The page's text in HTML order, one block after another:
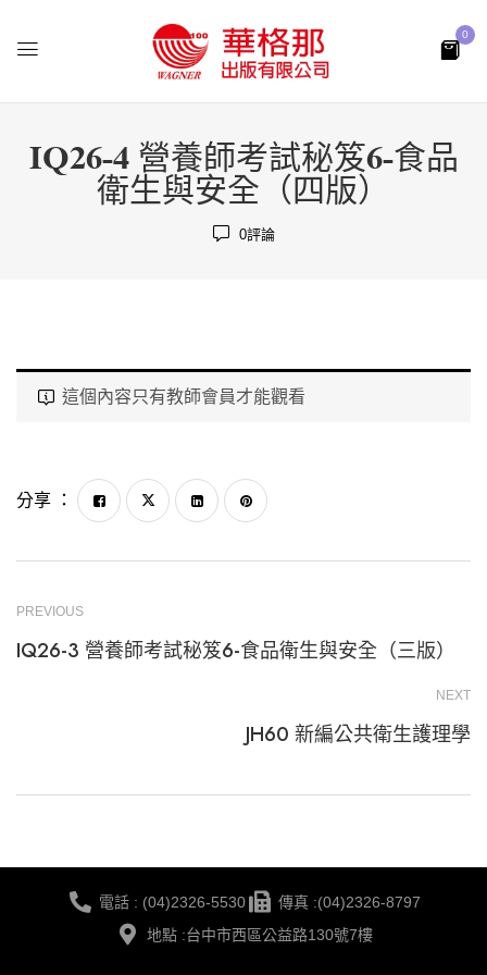
0
IQ26-4 營養師考試秘笈6-食品
衛生與安全（四版）
0評論
這個內容只有教師會員才能觀看
分享 ：
PREVIOUS
IQ26-3 營養師考試秘笈6-食品衛生與安全（三版）
NEXT
JH60 新編公共衛生護理學
電話 : (04)2326-5530
傳真 :(04)2326-8797
地點 :台中市西區公益路130號7樓